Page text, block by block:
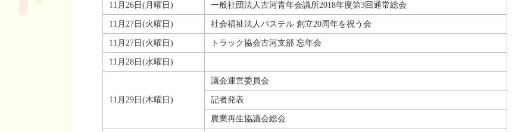
11月26日(月曜日)
一般社団法人古河青年会議所2018年度第3回通常総会
11月27日(火曜日)
社会福祉法人パステル 創立20周年を祝う会
11月27日(火曜日)
トラック協会古河支部 忘年会
11月28日(水曜日)
11月29日(木曜日)
議会運営委員会
記者発表
農業再生協議会総会